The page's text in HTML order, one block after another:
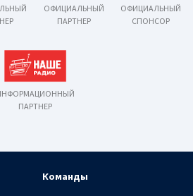
ОФИЦИАЛЬНЫЙ
ПАРТНЕР
ОФИЦИАЛЬНЫЙ
СПОНСОР
ПАРТНЕР
Команды